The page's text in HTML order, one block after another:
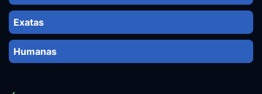
Exatas
Humanas